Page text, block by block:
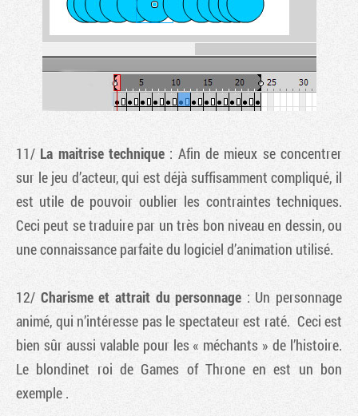
11/ La maitrise technique : Afin de mieux se concentrer
sur le jeu d’acteur, qui est déjà suffisamment compliqué, il
est utile de pouvoir oublier les contraintes techniques.
Ceci peut se traduire par un très bon niveau en dessin, ou
une connaissance parfaite du logiciel d’animation utilisé.
12/ Charisme et attrait du personnage : Un personnage
animé, qui n’intéresse pas le spectateur est raté. Ceci est
bien sûr aussi valable pour les « méchants » de l’histoire.
Le blondinet roi de Games of Throne en est un bon
exemple .